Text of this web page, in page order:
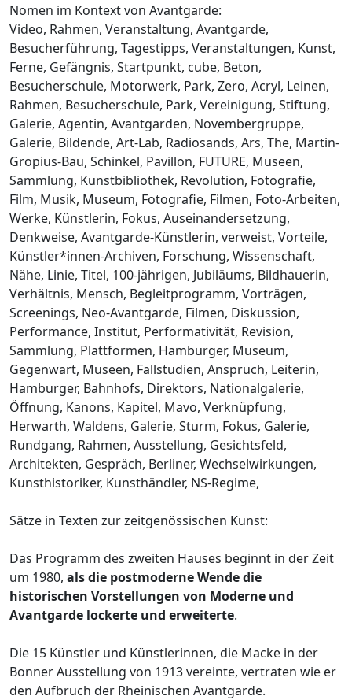
Nomen im Kontext von Avantgarde:
Video, Rahmen, Veranstaltung, Avantgarde,
Besucherführung, Tagestipps, Veranstaltungen, Kunst,
Ferne, Gefängnis, Startpunkt, cube, Beton,
Besucherschule, Motorwerk, Park, Zero, Acryl, Leinen,
Rahmen, Besucherschule, Park, Vereinigung, Stiftung,
Galerie, Agentin, Avantgarden, Novembergruppe,
Galerie, Bildende, Art-Lab, Radiosands, Ars, The, Martin-
Gropius-Bau, Schinkel, Pavillon, FUTURE, Museen,
Sammlung, Kunstbibliothek, Revolution, Fotografie,
Film, Musik, Museum, Fotografie, Filmen, Foto-Arbeiten,
Werke, Künstlerin, Fokus, Auseinandersetzung,
Denkweise, Avantgarde-Künstlerin, verweist, Vorteile,
Künstler*innen-Archiven, Forschung, Wissenschaft,
Nähe, Linie, Titel, 100-jährigen, Jubiläums, Bildhauerin,
Verhältnis, Mensch, Begleitprogramm, Vorträgen,
Screenings, Neo-Avantgarde, Filmen, Diskussion,
Performance, Institut, Performativität, Revision,
Sammlung, Plattformen, Hamburger, Museum,
Gegenwart, Museen, Fallstudien, Anspruch, Leiterin,
Hamburger, Bahnhofs, Direktors, Nationalgalerie,
Öffnung, Kanons, Kapitel, Mavo, Verknüpfung,
Herwarth, Waldens, Galerie, Sturm, Fokus, Galerie,
Rundgang, Rahmen, Ausstellung, Gesichtsfeld,
Architekten, Gespräch, Berliner, Wechselwirkungen,
Kunsthistoriker, Kunsthändler, NS-Regime,
Sätze in Texten zur zeitgenössischen Kunst:
Das Programm des zweiten Hauses beginnt in der Zeit
um 1980, als die postmoderne Wende die
historischen Vorstellungen von Moderne und
Avantgarde lockerte und erweiterte.
Die 15 Künstler und Künstlerinnen, die Macke in der
Bonner Ausstellung von 1913 vereinte, vertraten wie er
den Aufbruch der Rheinischen Avantgarde.